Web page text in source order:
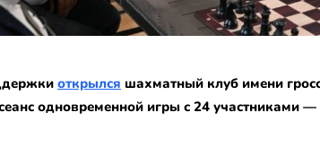
открылся шахматный клуб имени
одновременной игры с 24 участниками